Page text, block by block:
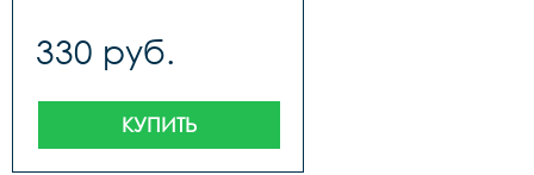
330 руб.
КУПИТЬ